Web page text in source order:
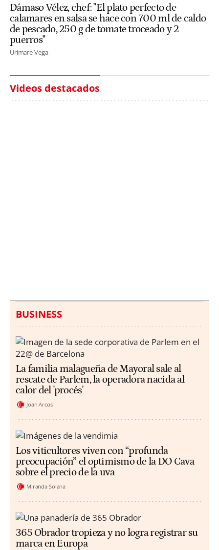
Dámaso Vélez, chef: "El plato perfecto de
calamares en salsa se hace con 700 ml de caldo
de pescado, 250 g de tomate troceado y 2
puerros"
Urimare Vega
Videos destacados
BUSINESS
La familia malagueña de Mayoral sale al
rescate de Parlem, la operadora nacida al
calor del 'procés'
Joan Arcos
Los viticultores viven con “profunda
preocupación” el optimismo de la DO Cava
sobre el precio de la uva
Miranda Solana
365 Obrador tropieza y no logra registrar su
marca en Europa